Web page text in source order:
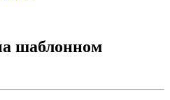
шаблонном